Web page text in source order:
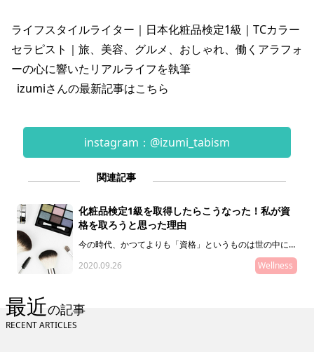
ライフスタイルライター｜日本化粧品検定1級｜TCカラー
セラピスト｜旅、美容、グルメ、おしゃれ、働くアラフォ
ーの心に響いたリアルライフを執筆
izumiさんの最新記事はこちら
instagram：@izumi_tabism
関連記事
化粧品検定1級を取得したらこうなった！私が資
格を取ろうと思った理由
今の時代、かつてよりも「資格」というものは世の中には
あふれています。その中でも群を抜いて女性たちに人気の
【日本化粧品検定】。筆者も数年前に１級を取得し、周囲
の美容マニアの友人たちも多数、取得していたりします。
2020.09.26 Wellness
最近の記事
RECENT ARTICLES